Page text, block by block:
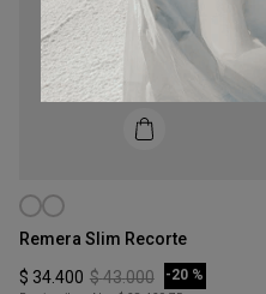
XS
Remera Slim Recorte
$ 34400 $43.000 -20 %